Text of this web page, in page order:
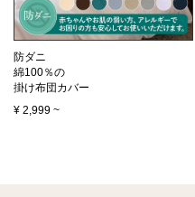
防ダニ
綿100％の
掛け布団カバー
¥ 2,999 ~